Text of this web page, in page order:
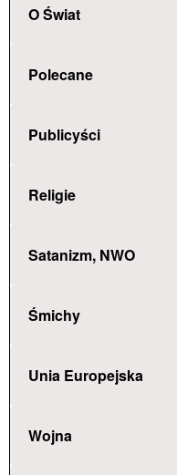
O Świat
Polecane
Publicyści
Religie
Satanizm, NWO
Śmichy
Unia Europejska
Wojna